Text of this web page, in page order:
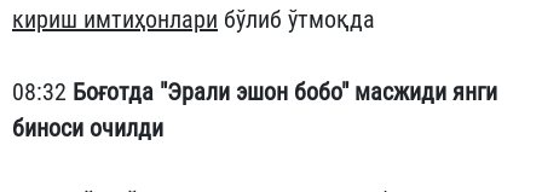
кириш имтиҳонлари бўлиб ўтмоқда
08:32 Боғотда "Эрали эшон бобо" масжиди янги
биноси очилди